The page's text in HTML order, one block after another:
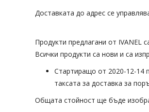
Доставката до адрес се
Продукти предлагани от IVANEL
Всички продукти са нови и са
Стартиращо от 2020-12-14
таксата за доставка за
Общата стойност ще бъде